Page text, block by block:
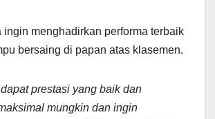
ingin menghadirkan performa terbaik
bersaing di papan atas klasemen.
prestasi yang baik dan
mungkin dan ingin